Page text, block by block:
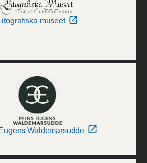
museet
Waldemarsudde